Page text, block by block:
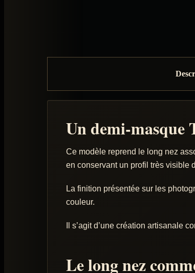
Un demi-masque
Ce modèle reprend le long nez
en conservant un profil très visible
La finition présentée sur les
couleur.
Il s’agit d’une création artisanale
Le long nez